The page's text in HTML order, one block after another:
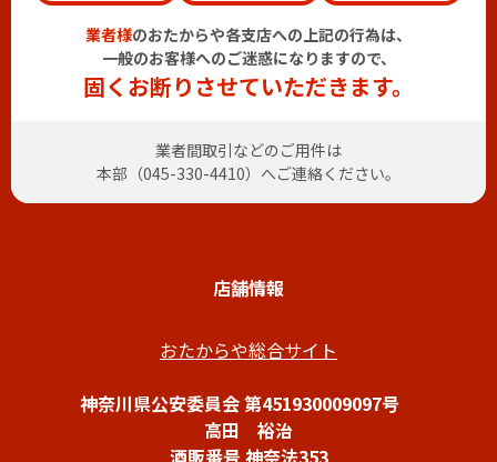
業者様のおたからや各支店への上記の行為は、
一般のお客様へのご迷惑になりますので、
固くお断りさせていただきます。
業者間取引などのご用件は
本部（045-330-4410）へご連絡ください。
店舗情報
おたからや総合サイト
神奈川県公安委員会 第451930009097号
高田 裕治
酒販番号 神奈法353